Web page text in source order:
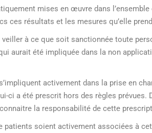
mises en œuvre dans l’ensemble
ces résultats et les mesures qu’elle
veiller à ce que soit sanctionnée toute
aurait été impliquée dans la non
activement dans la prise en
ci a été prescrit hors des règles prévues.
la responsabilité de cette
patients soient activement associées à